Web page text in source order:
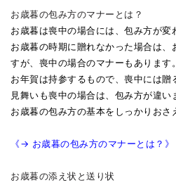
お歳暮の包み方のマナーとは？
お歳暮は喪中の場合には、包み方が変
お歳暮の時期に贈れなかった場合は、
すが、喪中の場合のマナーもあります。
お年賀は持参するもので、喪中には贈
見舞いも喪中の場合は、包み方が違い
お歳暮の包み方の基本をしっかりおさ
《→ お歳暮の包み方のマナーとは？》
お歳暮の添え状と送り状